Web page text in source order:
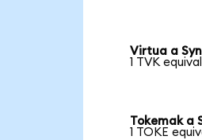
Virtua a
1 TVK
Tokemak a
1 TOKE